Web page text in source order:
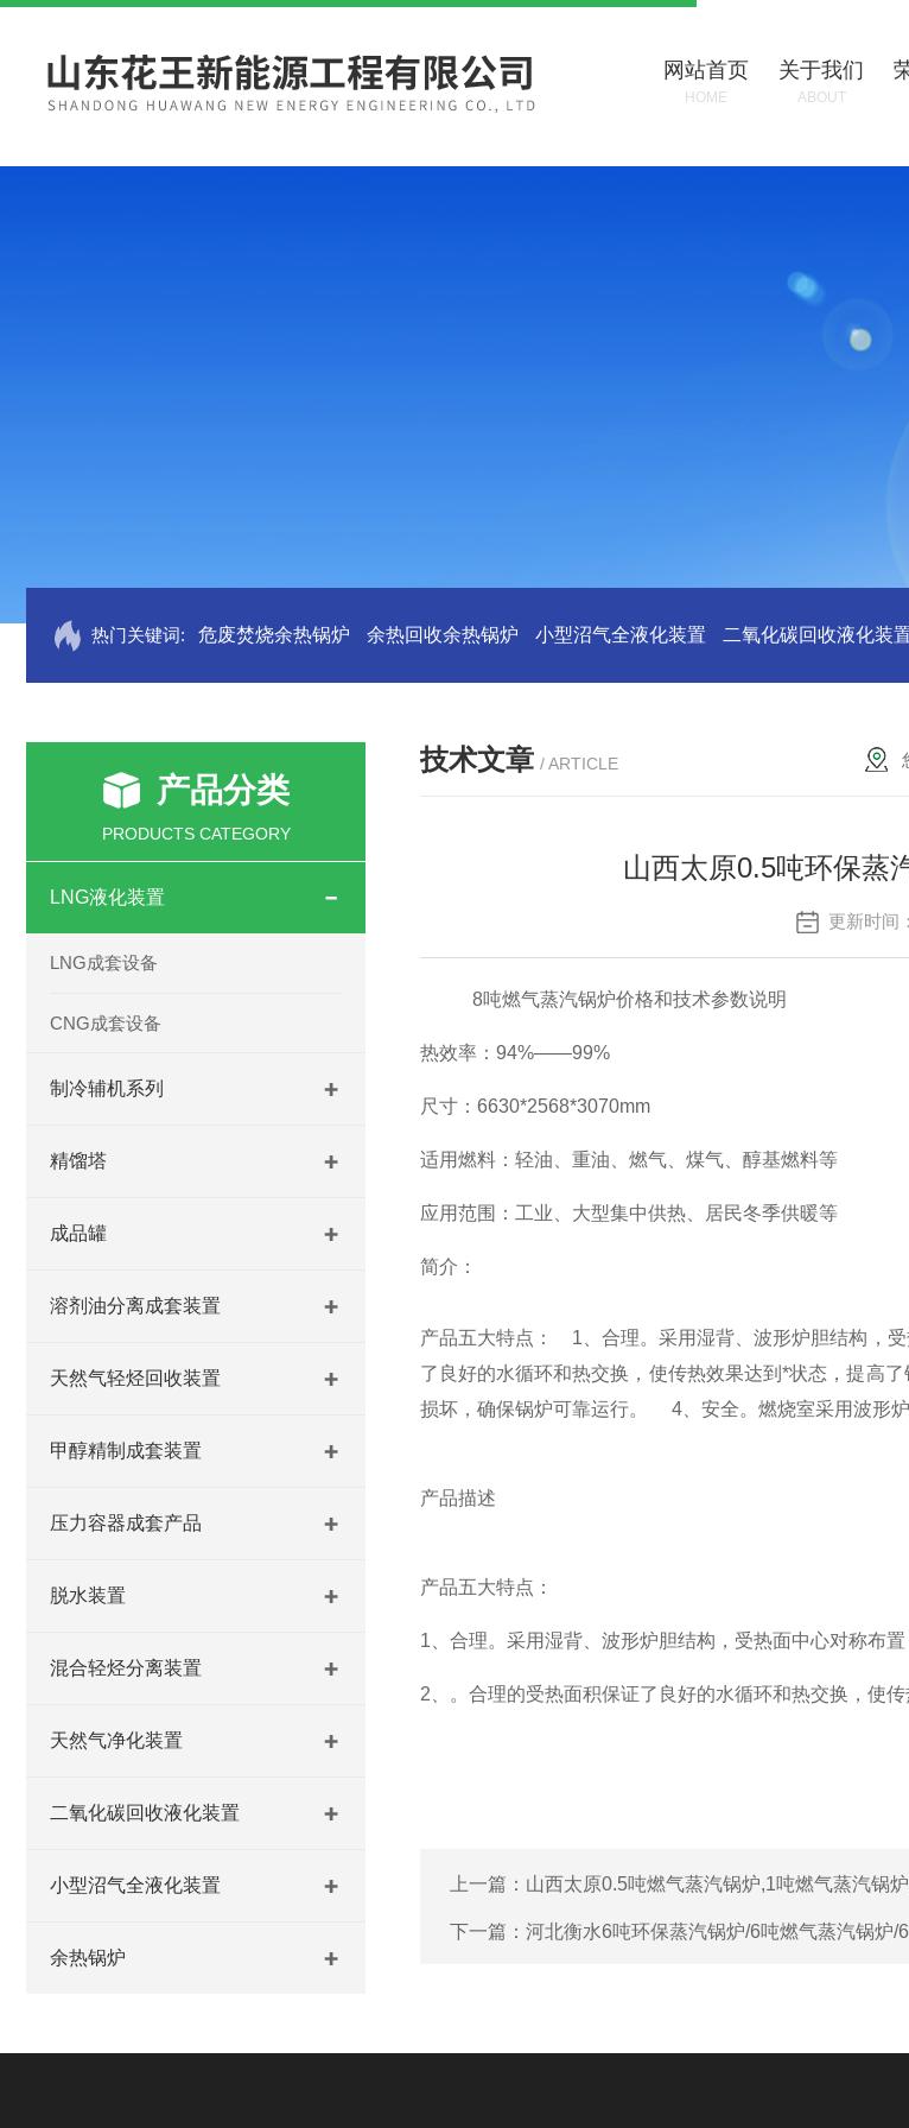
网站首页
HOME
关于我们
ABOUT
热门关键词: 危废焚烧余热锅炉 余热回收余热锅炉 小型沼气全液化装置 二氧化碳回收液化装
产品分类
PRODUCTS CATEGORY
LNG液化装置
LNG成套设备
CNG成套设备
制冷辅机系列
精馏塔
成品罐
溶剂油分离成套装置
天然气轻烃回收装置
甲醇精制成套装置
压力容器成套产品
脱水装置
混合轻烃分离装置
天然气净化装置
二氧化碳回收液化装置
小型沼气全液化装置
余热锅炉
技术文章 / ARTICLE
山西太原0.5吨环保蒸
更新时
8吨燃气蒸汽锅炉价格和技术参数说明
热效率：94%——99%
尺寸：6630*2568*3070mm
适用燃料：轻油、重油、燃气、煤气、醇基燃料等
应用范围：工业、大型集中供热、居民冬季供暖等
简介：
产品五大特点： 1、合理。采用湿背、波形炉胆结构，
了良好的水循环和热交换，使传热效果达到*状态，提高
损坏，确保锅炉可靠运行。 4、安全。燃烧室采用波形
产品描述
产品五大特点：
1、合理。采用湿背、波形炉胆结构，受热面中心对称布
2、。合理的受热面积保证了良好的水循环和热交换，使
上一篇： 山西太原0.5吨燃气蒸汽锅炉,1吨燃气蒸汽锅
下一篇： 河北衡水6吨环保蒸汽锅炉/6吨燃气蒸汽锅炉/